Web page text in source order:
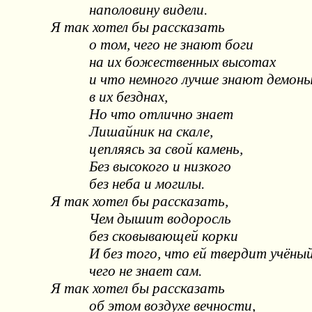
наполовину видели.
Я так хотел бы рассказать
о том, чего не знают боги
на их божественных высотах
и что немного лучше знают
в их безднах,
Но что отлично знает
Лишайник на скале,
цепляясь за свой камень,
Без высокого и низкого
без неба и могилы.
Я так хотел бы рассказать,
Чем дышит водоросль
без сковывающей корки
И без того, что ей твердит
чего не знает сам.
Я так хотел бы рассказать
об этом воздухе вечности,